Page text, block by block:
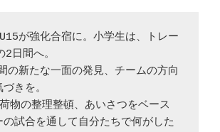
2日間へ。
きを。
の試合を通して自分たちで何がした